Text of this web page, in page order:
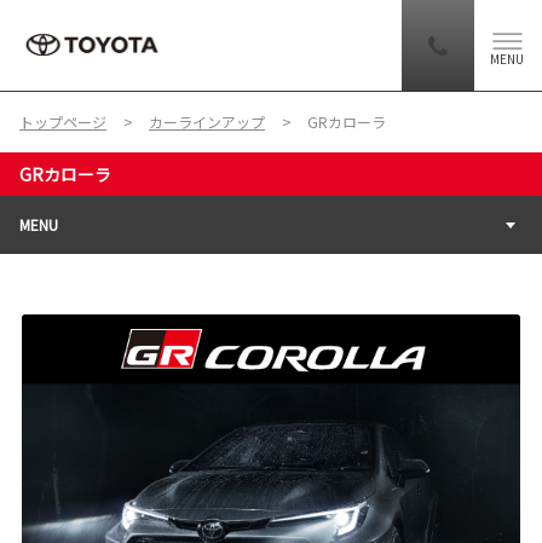
MENU
トップページ カーラインアップ GRカローラ
GRカローラ
MENU